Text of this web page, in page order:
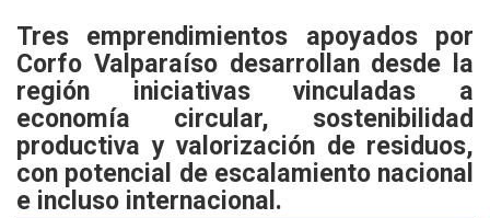
ce
b
o
o
k
tt
er
at
s
A
p
p
Tres emprendimientos apoyados por
Corfo Valparaíso desarrollan desde la
región iniciativas vinculadas a
economía circular, sostenibilidad
productiva y valorización de residuos,
con potencial de escalamiento nacional
e incluso internacional.